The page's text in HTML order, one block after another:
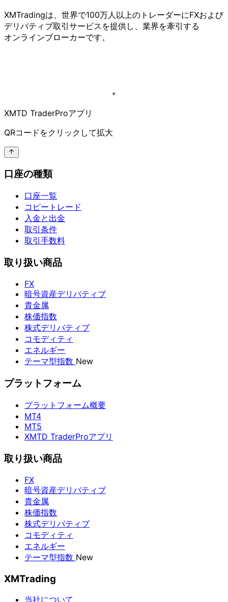
XMTradingは、 世界で100万人以上の トレーダーにFXおよび
デリバティブ取引サービスを提供し、 業界を牽引する
オンラインブローカーです。
XMTD TraderProアプリ
QRコードをクリックして拡大
口座の種類
口座一覧
コピートレード
入金と出金
取引条件
取引手数料
取り扱い商品
FX
暗号資産デリバティブ
貴金属
株価指数
株式デリバティブ
コモディティ
エネルギー
テーマ型指数 New
プラットフォーム
プラットフォーム概要
MT4
MT5
XMTD TraderProアプリ
取り扱い商品
FX
暗号資産デリバティブ
貴金属
株価指数
株式デリバティブ
コモディティ
エネルギー
テーマ型指数 New
XMTrading
当社について